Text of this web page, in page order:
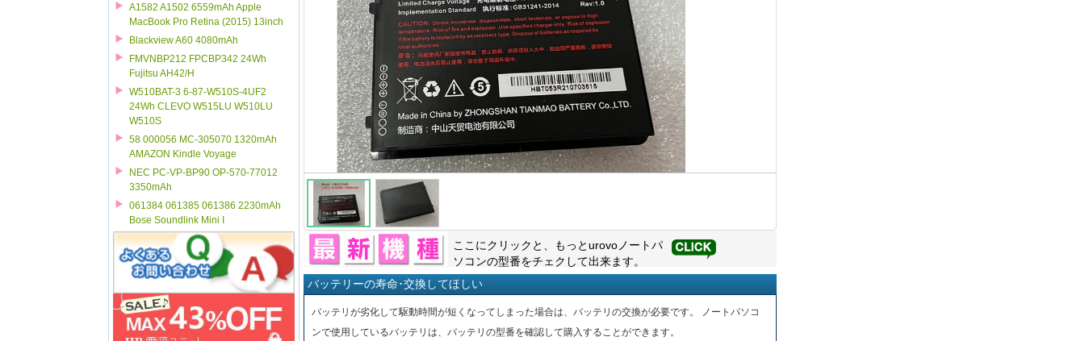
A1582 A1502 6559mAh Apple
MacBook Pro Retina (2015) 13inch
Blackview A60 4080mAh
FMVNBP212 FPCBP342 24Wh
Fujitsu AH42/H
W510BAT-3 6-87-W510S-4UF2
24Wh CLEVO W515LU W510LU
W510S
58 000056 MC-305070 1320mAh
AMAZON Kindle Voyage
NEC PC-VP-BP90 OP-570-77012
3350mAh
061384 061385 061386 2230mAh
Bose Soundlink Mini I
ここにクリックと、もっと urovoノートパ
ソコンの型番をチェクして出来ます。
バッテリーの寿命･交換してほしい
バッテリが劣化して駆動時間が短くなってしまった場合は、バッテリの交換が必要です。 ノートパソコ
ンで使用しているバッテリは、バッテリの型番を確認して購入することができます。